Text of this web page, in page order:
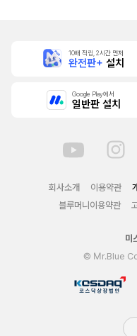
10배 적립, 2시간 먼저
완전판+ 설치
Google Play에서
일반판 설치
회사소개 이용약관
블루머니이용약관
미
© Mr.Blue